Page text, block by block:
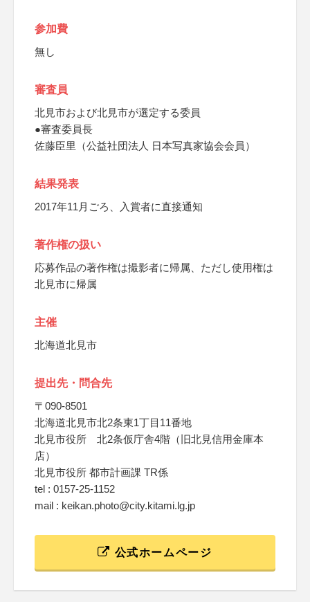
参加費
無し
審査員
北見市および北見市が選定する委員
●審査委員長
佐藤臣里（公益社団法人 日本写真家協会会員）
結果発表
2017年11月ごろ、入賞者に直接通知
著作権の扱い
応募作品の著作権は撮影者に帰属、ただし使用権は
北見市に帰属
主催
北海道北見市
提出先・問合先
〒090-8501
北海道北見市北2条東1丁目11番地
北見市役所 北2条仮庁舎4階（旧北見信用金庫本
店）
北見市役所 都市計画課 TR係
tel : 0157-25-1152
mail : keikan.photo@city.kitami.lg.jp
公式ホームページ